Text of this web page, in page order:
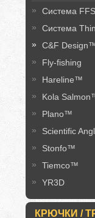
Система FFS
Система
C&F
Fly-fishing
Hareline™
Kola
Plano™
Scientific
Stonfo™
Tiemco™
YR3D
КРЮЧКИ /